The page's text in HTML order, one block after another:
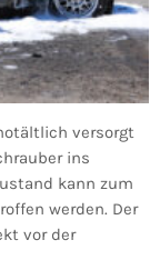
versorgt
ins
kann zum
werden. Der
vor der